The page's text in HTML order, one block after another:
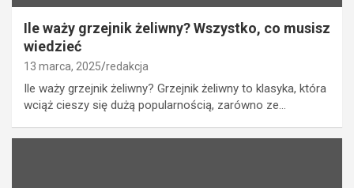
Ile waży grzejnik żeliwny? Wszystko, co musisz
wiedzieć
13 marca, 2025 redakcja
Ile waży grzejnik żeliwny? Grzejnik żeliwny to klasyka, która
wciąż cieszy się dużą popularnością, zarówno ze…